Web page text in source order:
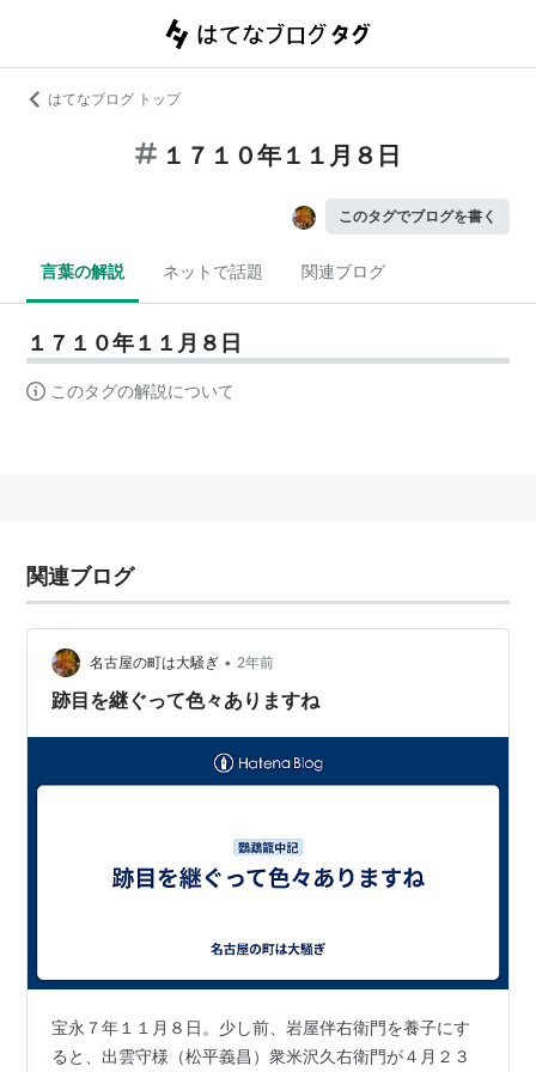
はてなブログ トップ
１７１０年１１月８日
このタグでブログを書く
言葉の解説 ネットで話題 関連ブログ
１７１０年１１月８日
このタグの解説について
関連ブログ
名古屋の町は大騒ぎ • 2年前
跡目を継ぐって色々ありますね
宝永７年１１月８日。少し前、岩屋伴右衛門を養子にす
ると、出雲守様（松平義昌）衆米沢久右衛門が４月２３